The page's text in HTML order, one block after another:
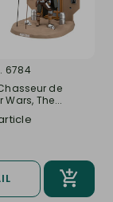
6784
de
Wars, The...